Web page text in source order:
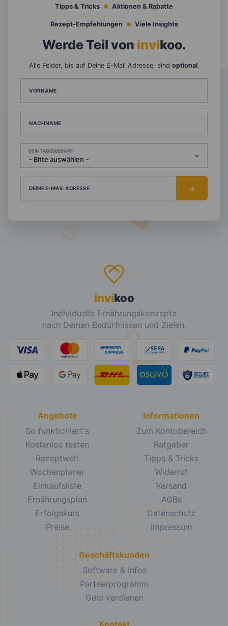
Tipps & Tricks Aktionen & Rabatte
Rezept-Empfehlungen Viele Insights
Werde Teil von invikoo.
Alle Felder, bis auf Deine E-Mail Adresse, sind optional.
VORNAME
NACHNAME
DEIN TAGESBEDARF
DEINE E-MAIL ADRESSE
invikoo
Individuelle Ernährungskonzepte
nach Deinen Bedürfnissen und Zielen.
Angebote
So funktioniert's
Kostenlos testen
Rezeptwelt
Wochenplaner
Einkaufsliste
Ernährungsplan
Erfolgskurs
Preise
Informationen
Zum Kontobereich
Ratgeber
Tipps & Tricks
Widerruf
Versand
AGBs
Datenschutz
Impressum
Geschäftskunden
Software & Infos
Partnerprogramm
Geld verdienen